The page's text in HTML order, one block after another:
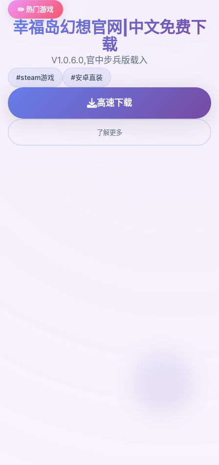
✏️ 热门游戏
幸福岛幻想官网|中文免费下
载
V1.0.6.0,官中步兵版载入
#steam游戏 #安卓直装
高速下载
了解更多